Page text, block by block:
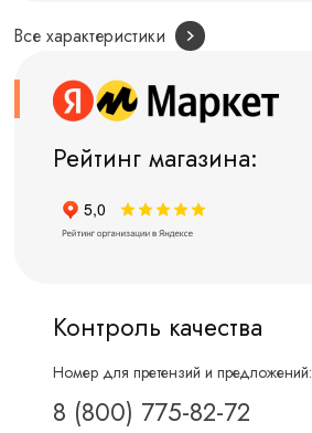
Все характеристики
Рейтинг магазина:
Контроль качества
Номер для претензий и предложений:
8 (800) 775-82-72